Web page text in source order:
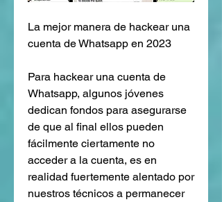
La mejor manera de hackear una
cuenta de Whatsapp en 2023
Para hackear una cuenta de
Whatsapp, algunos jóvenes
dedican fondos para asegurarse
de que al final ellos pueden
fácilmente ciertamente no
acceder a la cuenta, es en
realidad fuertemente alentado por
nuestros técnicos a permanecer